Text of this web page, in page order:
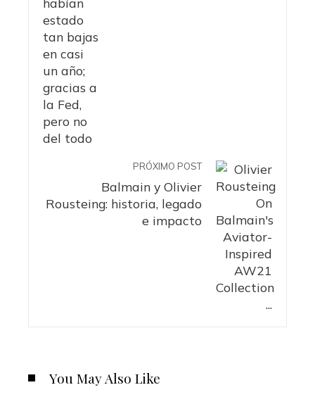
PRÓXIMO POST
Balmain y Olivier
Rousteing: historia, legado
e impacto
You May Also Like